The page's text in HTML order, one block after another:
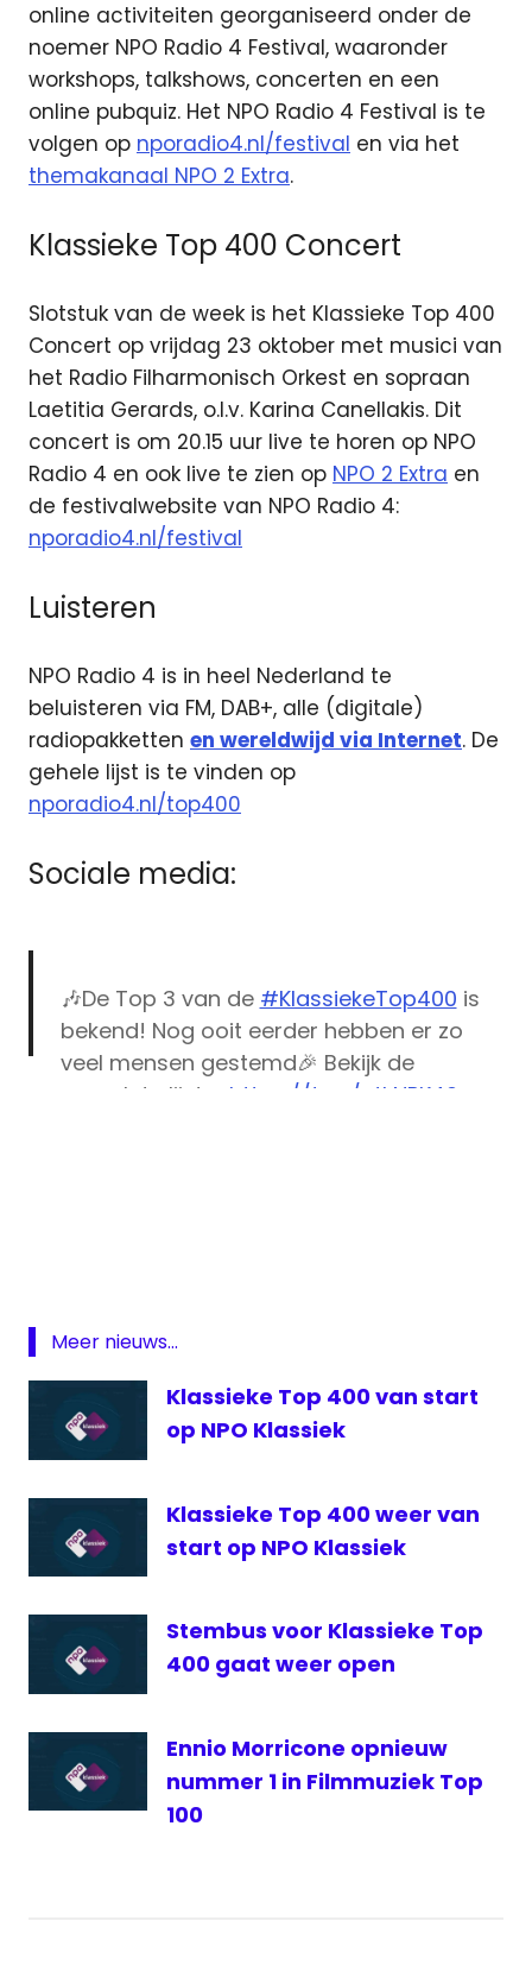
online activiteiten georganiseerd onder de
noemer NPO Radio 4 Festival, waaronder
workshops, talkshows, concerten en een
online pubquiz. Het NPO Radio 4 Festival is te
volgen op nporadio4.nl/festival en via het
themakanaal NPO 2 Extra.
Klassieke Top 400 Concert
Slotstuk van de week is het Klassieke Top 400
Concert op vrijdag 23 oktober met musici van
het Radio Filharmonisch Orkest en sopraan
Laetitia Gerards, o.l.v. Karina Canellakis. Dit
concert is om 20.15 uur live te horen op NPO
Radio 4 en ook live te zien op NPO 2 Extra en
de festivalwebsite van NPO Radio 4:
nporadio4.nl/festival
Luisteren
NPO Radio 4 is in heel Nederland te
beluisteren via FM, DAB+, alle (digitale)
radiopakketten en wereldwijd via Internet. De
gehele lijst is te vinden op
nporadio4.nl/top400
Sociale media:
🎶De Top 3 van de #KlassiekeTop400 is
bekend! Nog ooit eerder hebben er zo
veel mensen gestemd🎉 Bekijk de
complete lijst👉 https://t.co/ntkNPK40za
Radio
4
Meer nieuws...
Klassieke Top 400 van start
op NPO Klassiek
Klassieke Top 400 weer van
start op NPO Klassiek
Stembus voor Klassieke Top
400 gaat weer open
Ennio Morricone opnieuw
nummer 1 in Filmmuziek Top
100